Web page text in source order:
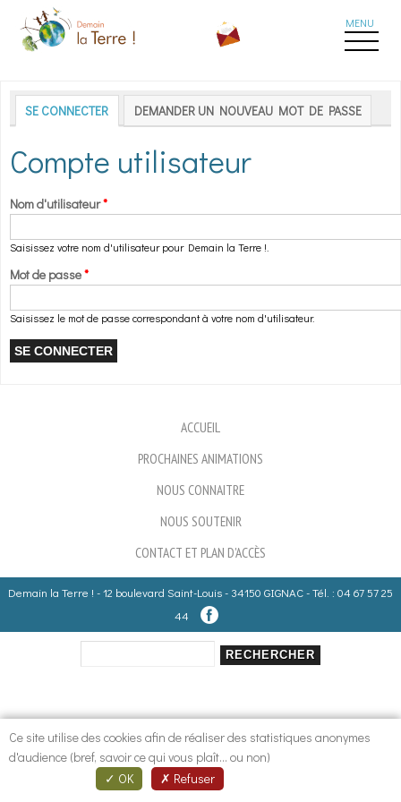
Aller au contenu principal
Onglets principaux
SE CONNECTER (ONGLET ACTIF)
DEMANDER UN NOUVEAU MOT DE PASSE
Compte utilisateur
Nom d'utilisateur*
Saisissez votre nom d'utilisateur pour Demain la Terre !.
Mot de passe*
Saisissez le mot de passe correspondant à votre nom d'utilisateur.
ACCUEIL
PROCHAINES ANIMATIONS
NOUS CONNAITRE
NOUS SOUTENIR
CONTACT ET PLAN D'ACCÈS
Demain la Terre ! - 12 boulevard Saint-Louis - 34150 GIGNAC - Tél. : 04 67 57 25
44
Ce site utilise des cookies afin de réaliser des statistiques anonymes
d'audience (bref, savoir ce qui vous plaît... ou non)
OK
Refuser